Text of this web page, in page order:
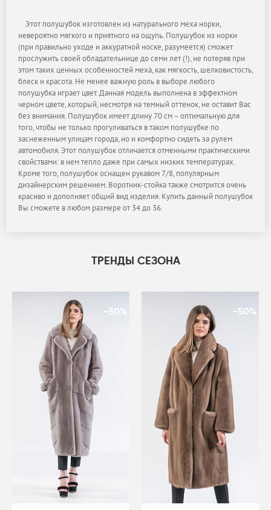
Этот полушубок изготовлен из натурального меха норки,
невероятно мягкого и приятного на ощупь. Полушубок из норки
(при правильно уходе и аккуратной носке, разумеется) сможет
прослужить своей обладательнице до семи лет (!), не потеряв при
этом таких ценных особенностей меха, как мягкость, шелковистость,
блеск и красота. Не менее важную роль в выборе любого
полушубка играет цвет. Данная модель выполнена в эффектном
черном цвете, который, несмотря на темный оттенок, не оставит Вас
без внимания. Полушубок имеет длину 70 см – оптимальную для
того, чтобы не только прогуливаться в таком полушубке по
заснеженным улицам города, но и комфортно сидеть за рулем
автомобиля. Этот полушубок отличается отменными практическими
свойствами: в нем тепло даже при самых низких температурах.
Кроме того, полушубок оснащен рукавом 7/8, популярным
дизайнерским решением. Воротник-стойка также смотрится очень
красиво и дополняет общий вид изделия. Купить данный полушубок
Вы сможете в любом размере от 34 до 36.
ТРЕНДЫ СЕЗОНА
-50% -50%